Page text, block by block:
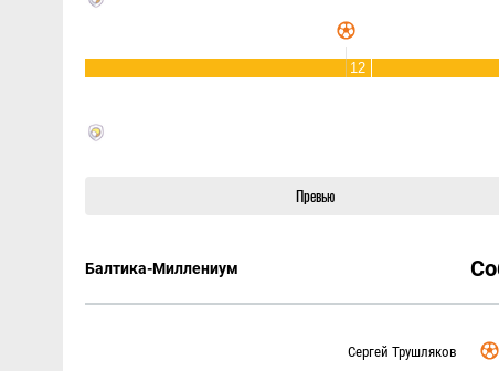
12
Превью
Балтика-Миллениум
Сергей Трушляков